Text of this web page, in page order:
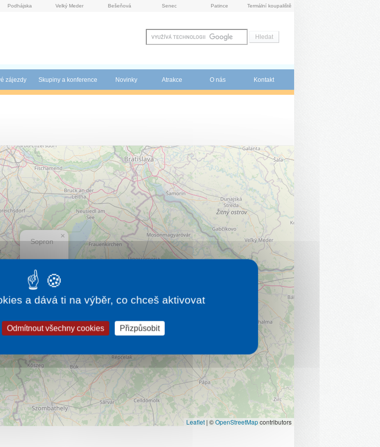
Podhájska Velký Meder Bešeňová Senec Patince Termální koupaliště
zájezdy Skupiny a konference Novinky Atrakce O nás Kontakt
Sopron
×
Leaflet | ©OpenStreetMapcontributors
a dává ti na výběr, co chceš aktivovat
Odmítnout všechny cookies Přizpůsobit